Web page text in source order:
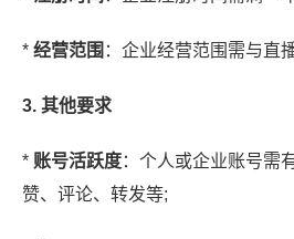
* 经营范围 ：企业经营范围需与直
3. 其他要求
* 账号活跃度：个人或企业账号需
赞、评论、转发等;